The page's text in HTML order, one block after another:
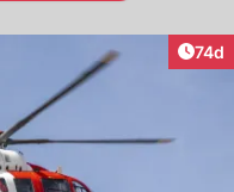
74d